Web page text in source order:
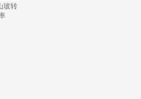
玻转